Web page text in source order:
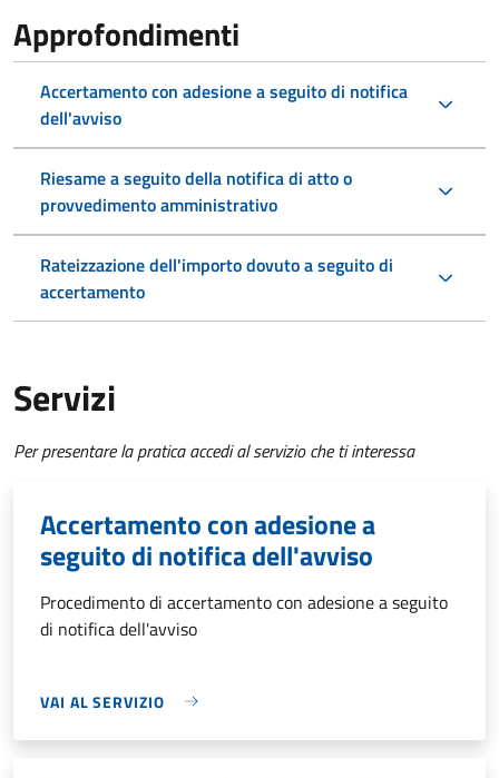
Approfondimenti
Accertamento con adesione a seguito di notifica
dell'avviso
Riesame a seguito della notifica di atto o
provvedimento amministrativo
Rateizzazione dell'importo dovuto a seguito di
accertamento
Servizi
Per presentare la pratica accedi al servizio che ti interessa
Accertamento con adesione a
seguito di notifica dell'avviso
Procedimento di accertamento con adesione a seguito
di notifica dell'avviso
VAI AL SERVIZIO